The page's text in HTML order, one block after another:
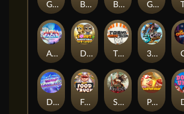
TOSHI WAYS CLUB
SPEAR OF ATHENA
3 Cursed Chests™
Dandy Diamonds Fred's Food Truck Piggy Cluster Hunt
Barrel Bonanza Benny The Beer Get The Cheese
Donut Division
Alpha Eagle
Gronk's Gems